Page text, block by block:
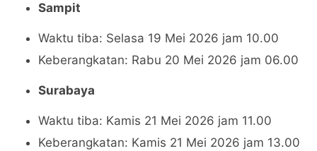
Sampit
Waktu tiba: Selasa 19 Mei 2026 jam 10.00
Keberangkatan: Rabu 20 Mei 2026 jam 06.00
Surabaya
Waktu tiba: Kamis 21 Mei 2026 jam 11.00
Keberangkatan: Kamis 21 Mei 2026 jam 13.00